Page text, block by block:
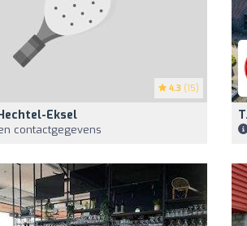
4.3 (15)
Eksel
contactgegevens